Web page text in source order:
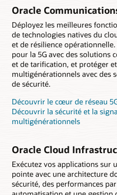
Oracle
Déployez les meilleures
de technologies natives du
et de résilience
pour la 5G avec des solutions
et de tarification, et protéger
multigénérationnels avec des
de sécurité.
Découvrir le cœur de réseau
Découvrir la sécurité et la
multigénérationnels
Oracle Cloud
Exécutez vos applications sur
pointe avec une architecture
sécurité, des performances